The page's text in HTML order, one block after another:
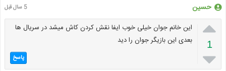
حسین 5 سال قبل

1

این خانم جوان خیلی خوب ایفا نقش کردن کاش میشد در سریال ها
بعدی این بازیگر جوان را دید
پاسخ